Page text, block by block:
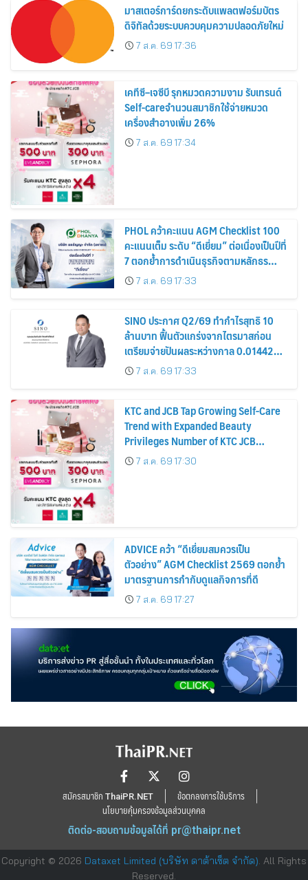
มาสเตอร์การ์ดยกระดับแพลตฟอร์มบัตร
ดิจิทัลด้วยระบบควบคุมความปลอดภัยใหม่
7 ส.ค. 69 17:36
เคทีซี–เจซีบี รุกหมวดความงาม รับเทรนด์
Self-careจำนวนสมาชิกใช้จ่ายหมวด
เครื่องสำอางเพิ่ม 26%
7 ส.ค. 69 17:34
PHOL คว้าคะแนน AGM Checklist 100
คะแนนเต็ม ระดับ “ดีเยี่ยม” ต่อเนื่องเป็นปีที่
7 ตอกย้ำการดำเนินธุรกิจตามหลักธร
รมาภิบาล โปร่งใส สร้างความเชื่อมั่นผู้ถือ
หุ้น
7 ส.ค. 69 17:33
SINO ประกาศ Q2/69 ทำกำไรสุทธิ 10
ล้านบาท ฟื้นตัวแกร่งจากไตรมาสก่อน
เตรียมจ่ายปันผลระหว่างกาล 0.014423
บาทต่อหุ้น ครึ่งปีหลังมุ่งเติบโตต่อเนื่อง
7 ส.ค. 69 17:33
KTC and JCB Tap Growing Self-Care
Trend with Expanded Beauty
Privileges Number of KTC JCB
Cardmembers Spending on
Cosmetics Rises 26%
7 ส.ค. 69 17:30
ADVICE คว้า “ดีเยี่ยมสมควรเป็น
ตัวอย่าง” AGM Checklist 2569 ตอกย้ำ
มาตรฐานการกำกับดูแลกิจการที่ดี
7 ส.ค. 69 17:27
สมัครสมาชิก ThaiPR.NET
ข้อตกลงการใช้บริการ
นโยบายคุ้มครองข้อมูลส่วนบุคคล
ติดต่อ-สอบถามข้อมูลได้ที่ pr@thaipr.net
Copyright © 2026 Dataxet Limited (บริษัท ดาต้าเซ็ต จำกัด). All Rights
Reserved.